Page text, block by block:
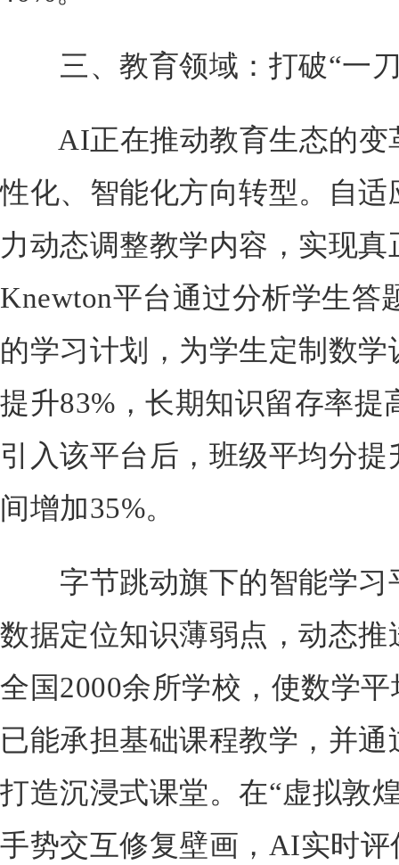
三、教育领域：打破“一刀
AI正在推动教育生态的变
性化、智能化方向转型。自
力动态调整教学内容，实现
Knewton平台通过分析学生答
的学习计划，为学生定制数
提升83%，长期知识留存率提
引入该平台后，班级平均分
间增加35%。
字节跳动旗下的智能学习
数据定位知识薄弱点，动态
全国2000余所学校，使数学
已能承担基础课程教学，并
打造沉浸式课堂。在“虚拟敦
手势交互修复壁画，AI实时